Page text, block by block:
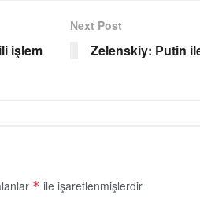
işlem
Next Post
Zelenskiy: Putin
* ile işaretlenmişlerdir